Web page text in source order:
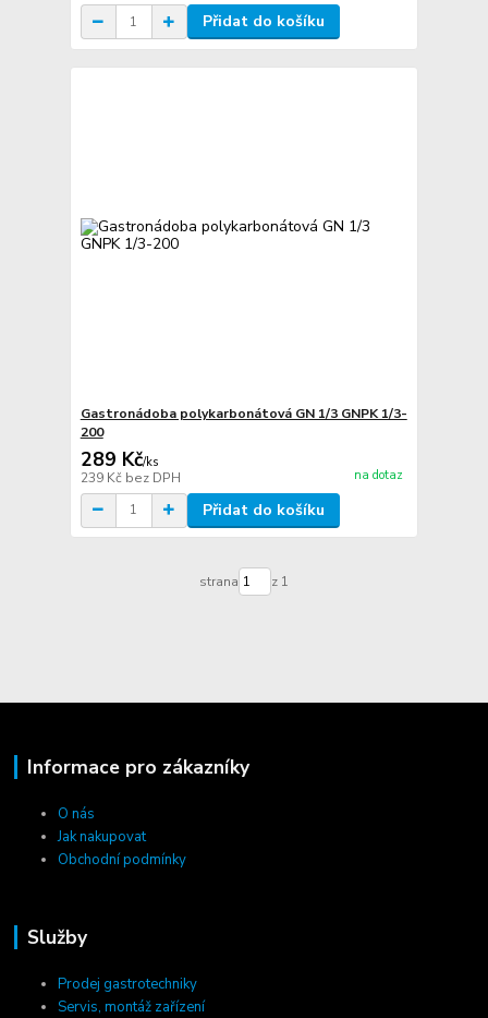
Přidat do košíku
Gastronádoba polykarbonátová GN 1/3 GNPK 1/3-
200
289 Kč/ks
239 Kč bez DPH na dotaz
Přidat do košíku
strana z 1
Informace pro zákazníky
O nás
Jak nakupovat
Obchodní podmínky
Služby
Prodej gastrotechniky
Servis, montáž zařízení